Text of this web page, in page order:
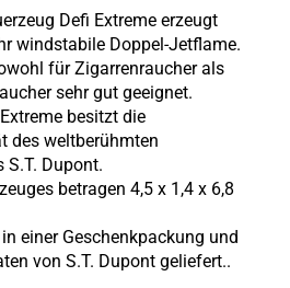
Defi Extreme erzeugt
windstabile Doppel-Jetflame.
für Zigarrenraucher als
sehr gut geeignet.
besitzt die
des weltberühmten
S.T. Dupont.
betragen 4,5 x 1,4 x 6,8
einer Geschenkpackung und
von S.T. Dupont geliefert..